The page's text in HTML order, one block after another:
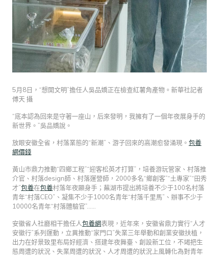
5月8日，“想開文明”擔任人吳品嬌正在檢查紅薯角產物。新華社記者
傅天 攝
“底本認為回來是守著一座山，后來發明，我擁有了一個年夜展身手的
新世界。”吳品嬌說。
放眼安徽全省，村落業態的“新潮”、游子回來的高潮愈發涌現。 包養
網價錢
黃山市鼎力推動“四鄉工程”“迎客松英才打算”，培養游玩管家、村落推
介官、村落design師、村落運營師，2000多名“鄉創客”“土專家”“田秀
才”包養在包養村落年夜顯身手；蕪湖市提出將培養不少于100名村落
青年“村落CEO”、凝集不少于1000名青年“村落千里馬”、辦事不少于
10000名青年“村落體驗官”……
安徽省人社廳相干擔任人包養網表現，近年來，安徽省鼎力實行“人才
安徽行”系列運動，立異推動“家門口”失業三年舉動和創業安徽扶植，
出力在好景致里布局好經濟、搭建年夜舞臺、創設新工位，不竭把生
態周遭的狀況、失業周遭的狀況、人才周遭的狀況上風轉化為對青年